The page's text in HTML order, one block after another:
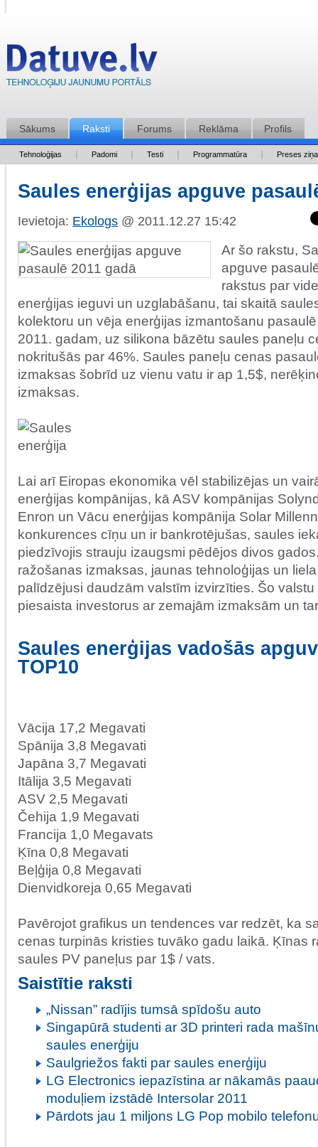
Sākums Raksti Forums Reklāma Profils
Tehnoloģijas Padomi Testi Programmatūra Preses
Saules enerģijas apguve
Ievietoja: Ekologs @ 2011.12.27 15:42
Ar šo rakstu,
apguve
rakstus par
enerģijas ieguvi un uzglabāšanu, tai skaitā
kolektoru un vēja enerģijas izmantošanu
2011. gadam, uz silikona bāzētu saules paneļu
nokritušās par 46%. Saules paneļu cenas
izmaksas šobrīd uz vienu vatu ir ap 1,5$,
izmaksas.
Lai arī Eiropas ekonomika vēl stabilizējas un
enerģijas kompānijas, kā ASV kompānijas
Enron un Vācu enerģijas kompānija Solar
konkurences cīņu un ir bankrotējušas, saules
piedzīvojis strauju izaugsmi pēdējos divos
ražošanas izmaksas, jaunas tehnoloģijas un
palīdzējusi daudzām valstīm izvirzīties. Šo
piesaista investorus ar zemajām izmaksām un
Saules enerģijas vadošās
TOP10
Vācija 17,2 Megavati
Spānija 3,8 Megavati
Japāna 3,7 Megavati
Itālija 3,5 Megavati
ASV 2,5 Megavati
Čehija 1,9 Megavati
Francija 1,0 Megavats
Ķīna 0,8 Megavati
Beļģija 0,8 Megavati
Dienvidkoreja 0,65 Megavati
Pavērojot grafikus un tendences var redzēt, ka
cenas turpinās kristies tuvāko gadu laikā. Ķīnas
saules PV paneļus par 1$ / vats.
Saistītie raksti
„Nissan” radījis tumsā spīdošu auto
Singapūrā studenti ar 3D printeri rada
saules enerģiju
Saulgriežos fakti par saules enerģiju
LG Electronics iepazīstina ar nākamās
moduļiem izstādē Intersolar 2011
Pārdots jau 1 miljons LG Pop mobilo